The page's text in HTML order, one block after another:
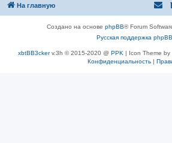
На главную
Создано на основе phpBB® Forum
Русская поддержка phpBB
xbtBB3ckerv.3h © 2015-2020 @ PPK | Icon Theme by
Конфиденциальность|